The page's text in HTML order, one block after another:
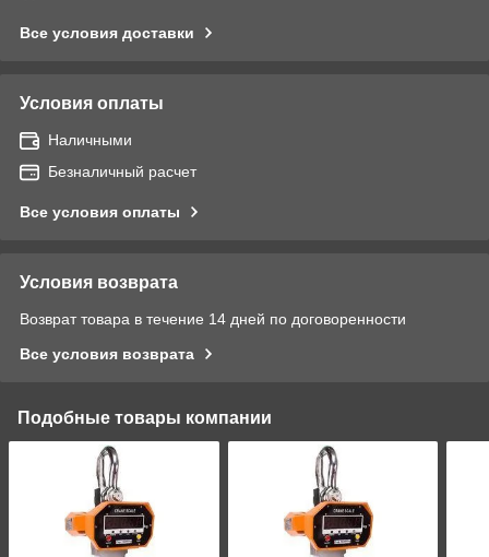
Все условия доставки
Условия оплаты
Наличными
Безналичный расчет
Все условия оплаты
Условия возврата
Возврат товара в течение 14 дней по договоренности
Все условия возврата
Подобные товары компании